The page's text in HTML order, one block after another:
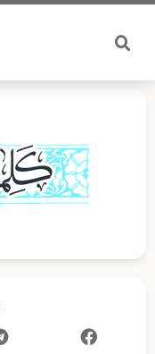
تخطي
المحتوى